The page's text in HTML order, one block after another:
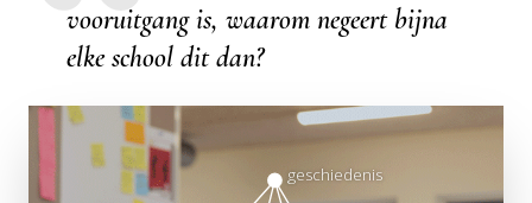
vooruitgang is, waarom negeert bijna
elke school dit dan?
geschiedenis